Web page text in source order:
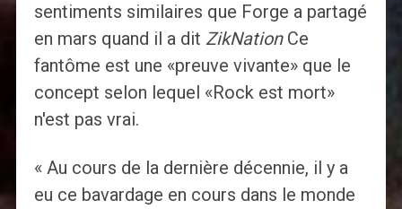
sentiments similaires que Forge a partagé
en mars quand il a dit ZikNation Ce
fantôme est une «preuve vivante» que le
concept selon lequel «Rock est mort»
n'est pas vrai.
« Au cours de la dernière décennie, il y a
eu ce bavardage en cours dans le monde